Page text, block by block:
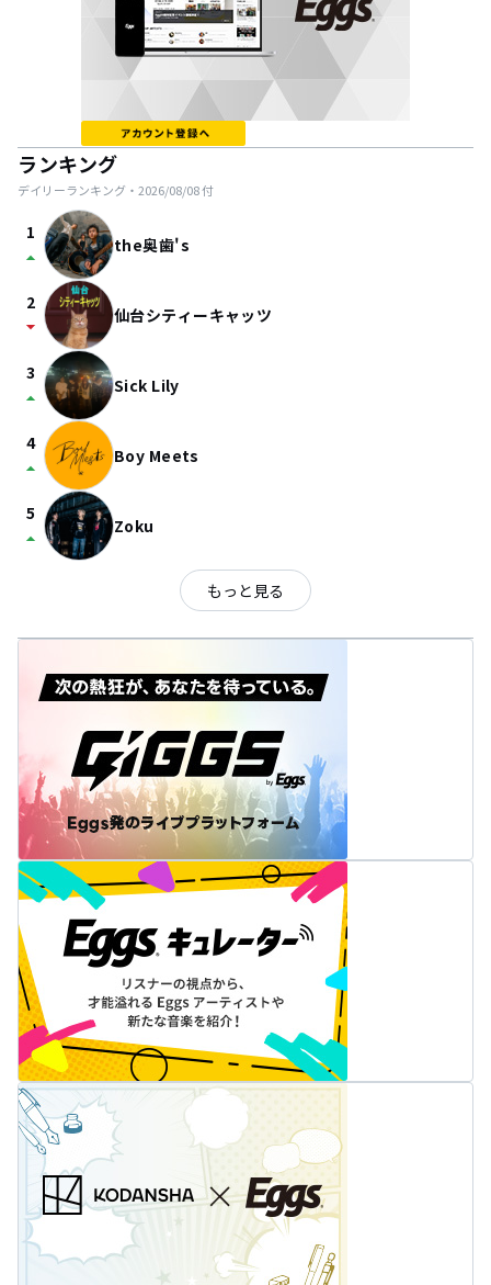
ランキング
デイリーランキング・ 2026/08/08付
1
arrow_drop_up the奥歯's
2
arrow_drop_down 仙台シティーキャッツ
3
arrow_drop_up Sick Lily
4
arrow_drop_up Boy Meets
5
arrow_drop_up Zoku
もっと見る